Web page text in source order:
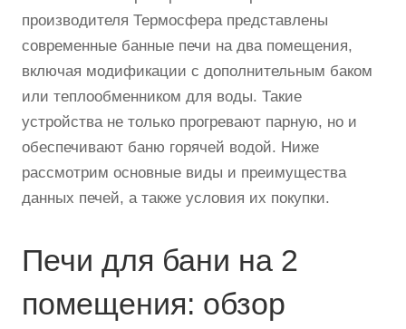
производителя Термосфера представлены
современные банные печи на два помещения,
включая модификации с дополнительным баком
или теплообменником для воды. Такие
устройства не только прогревают парную, но и
обеспечивают баню горячей водой. Ниже
рассмотрим основные виды и преимущества
данных печей, а также условия их покупки.
Печи для бани на 2
помещения: обзор